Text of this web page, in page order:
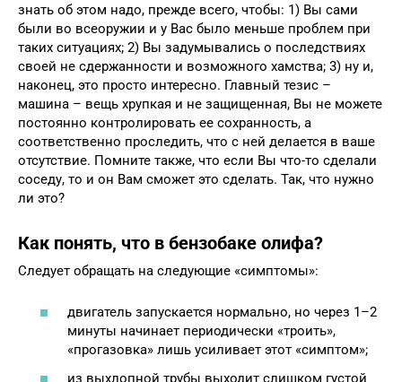
знать об этом надо, прежде всего, чтобы: 1) Вы сами
были во всеоружии и у Вас было меньше проблем при
таких ситуациях; 2) Вы задумывались о последствиях
своей не сдержанности и возможного хамства; 3) ну и,
наконец, это просто интересно. Главный тезис –
машина – вещь хрупкая и не защищенная, Вы не можете
постоянно контролировать ее сохранность, а
соответственно проследить, что с ней делается в ваше
отсутствие. Помните также, что если Вы что-то сделали
соседу, то и он Вам сможет это сделать. Так, что нужно
ли это?
Как понять, что в бензобаке олифа?
Следует обращать на следующие «симптомы»:
двигатель запускается нормально, но через 1–2
минуты начинает периодически «троить»,
«прогазовка» лишь усиливает этот «симптом»;
из выхлопной трубы выходит слишком густой